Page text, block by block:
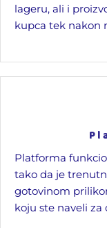
lageru, ali i
kupca tek nakon
Platforma
tako da je
gotovinom
koju ste naveli za